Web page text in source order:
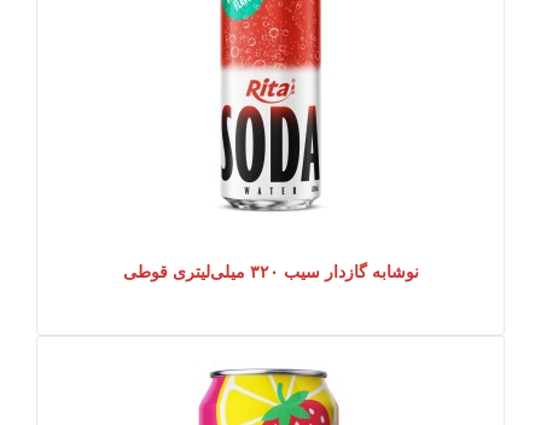
نوشابه گازدار سیب ۳۲۰ میلی‌لیتری قوطی